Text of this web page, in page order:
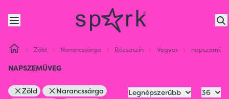
Zöld Narancssárga Rózsaszín Vegyes
NAPSZEMÜVEG
Zöld
Narancssárga
Legnépszerűbb
36